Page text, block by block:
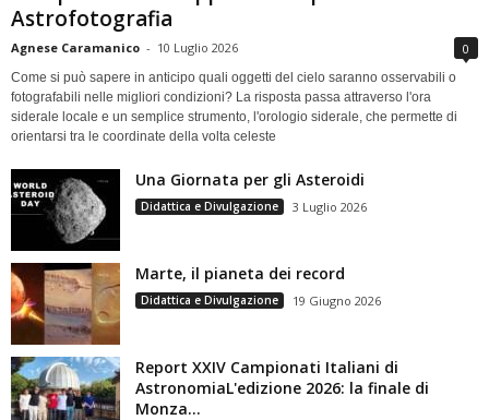
Astrofotografia
Agnese Caramanico - 10 Luglio 2026 0
Come si può sapere in anticipo quali oggetti del cielo saranno osservabili o
fotografabili nelle migliori condizioni? La risposta passa attraverso l'ora
siderale locale e un semplice strumento, l'orologio siderale, che permette di
orientarsi tra le coordinate della volta celeste
Una Giornata per gli Asteroidi
Didattica e Divulgazione 3 Luglio 2026
Marte, il pianeta dei record
Didattica e Divulgazione 19 Giugno 2026
Report XXIV Campionati Italiani di
AstronomiaL'edizione 2026: la finale di
Monza...